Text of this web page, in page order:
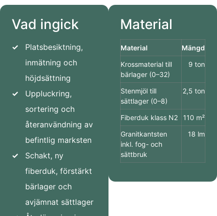
Vad ingick
✓
Platsbesiktning,
inmätning och
höjdsättning
✓
Uppluckring,
sortering och
återanvändning av
befintlig marksten
✓
Schakt, ny
fiberduk, förstärkt
bärlager och
avjämnat sättlager
Material
Material
Mängd
Krossmaterial till
bärlager (0–32)
9 ton
Stenmjöl till
sättlager (0–8)
2,5 ton
Fiberduk klass N2
110 m²
Granitkantsten
inkl. fog- och
sättbruk
18 lm